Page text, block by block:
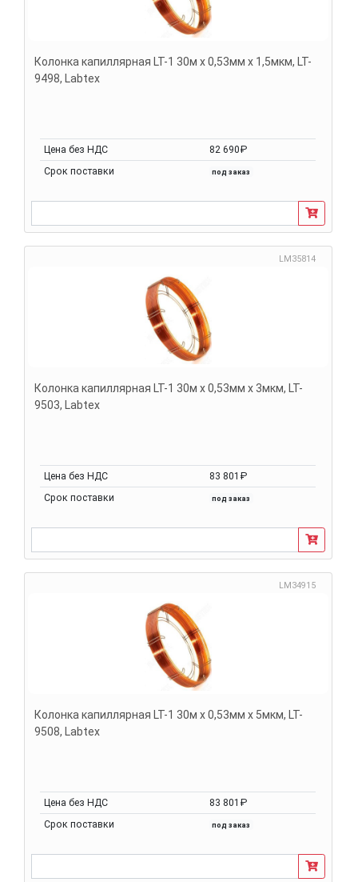
Колонка капиллярная LT-1 30м х 0,53мм х 1,5мкм, LT-
9498, Labtex
Цена без НДС
82 690₽
Срок поставки
под заказ
LM35814
Колонка капиллярная LT-1 30м х 0,53мм х 3мкм, LT-
9503, Labtex
Цена без НДС
83 801₽
Срок поставки
под заказ
LM34915
Колонка капиллярная LT-1 30м х 0,53мм х 5мкм, LT-
9508, Labtex
Цена без НДС
83 801₽
Срок поставки
под заказ